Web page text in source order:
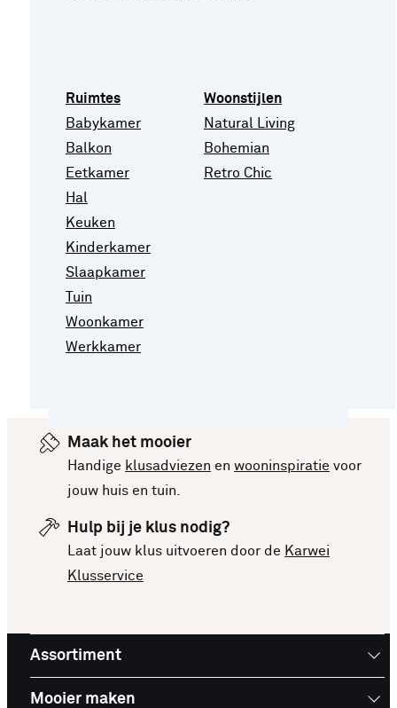
Ruimtes
Babykamer
Balkon
Eetkamer
Hal
Keuken
Kinderkamer
Slaapkamer
Tuin
Woonkamer
Werkkamer
Woonstijlen
Natural Living
Bohemian
Retro Chic
Maak het mooier
Handige klusadviezen en wooninspiratie voor
jouw huis en tuin.
Hulp bij je klus nodig?
Laat jouw klus uitvoeren door de Karwei
Klusservice
Assortiment
Mooier maken